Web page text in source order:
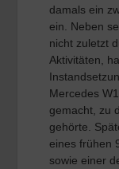
damals ein
ein. Neben
nicht zuletzt
Aktivitäten,
Mercedes
gemacht, zu
gehörte.
eines frühen
sowie einer